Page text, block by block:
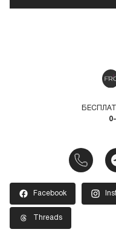
Facebook
Threads